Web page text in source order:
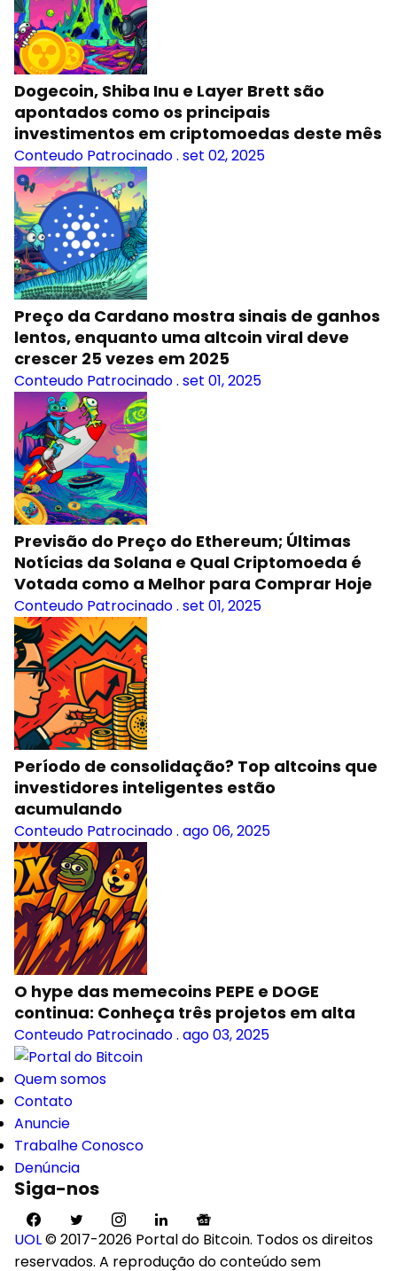
Dogecoin, Shiba Inu e Layer Brett são
apontados como os principais
investimentos em criptomoedas deste mês
Conteudo Patrocinado. set 02, 2025
Preço da Cardano mostra sinais de ganhos
lentos, enquanto uma altcoin viral deve
crescer 25 vezes em 2025
Conteudo Patrocinado. set 01, 2025
Previsão do Preço do Ethereum; Últimas
Notícias da Solana e Qual Criptomoeda é
Votada como a Melhor para Comprar Hoje
Conteudo Patrocinado. set 01, 2025
Período de consolidação? Top altcoins que
investidores inteligentes estão
acumulando
Conteudo Patrocinado. ago 06, 2025
O hype das memecoins PEPE e DOGE
continua: Conheça três projetos em alta
Conteudo Patrocinado. ago 03, 2025
Quem somos
Contato
Anuncie
Trabalhe Conosco
Denúncia
Siga-nos
UOL© 2017-2026 Portal do Bitcoin. Todos os direitos
reservados. A reprodução do conteúdo sem